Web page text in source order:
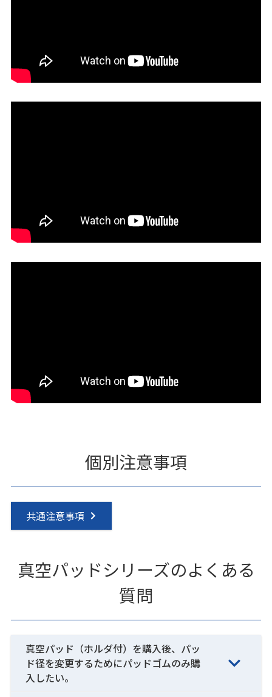
個別注意事項
共通注意事項
真空パッドシリーズのよくある
質問
真空パッド（ホルダ付）を購入後、パッ
ド径を変更するためにパッドゴムのみ購
入したい。